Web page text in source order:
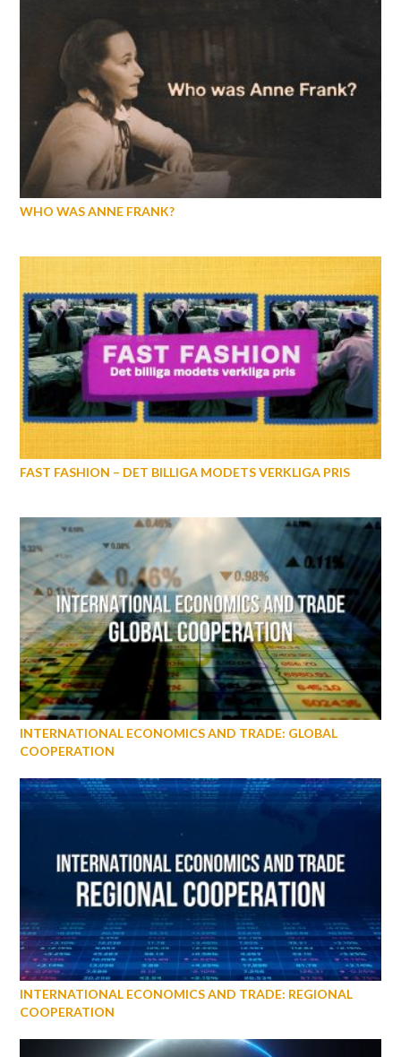
WHO WAS ANNE FRANK?
FAST FASHION – DET BILLIGA MODETS VERKLIGA PRIS
INTERNATIONAL ECONOMICS AND TRADE: GLOBAL
COOPERATION
INTERNATIONAL ECONOMICS AND TRADE: REGIONAL
COOPERATION